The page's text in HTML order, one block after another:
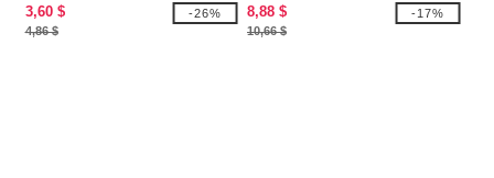
3,60 $
4,86 $
-26%
8,88 $
10,66 $
-17%